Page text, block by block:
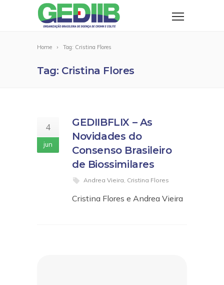
Home Tag: Cristina Flores
Tag: Cristina Flores
4
jun
GEDIIBFLIX – As
Novidades do
Consenso Brasileiro
de Biossimilares
Andrea Vieira, Cristina Flores
Cristina Flores e Andrea Vieira